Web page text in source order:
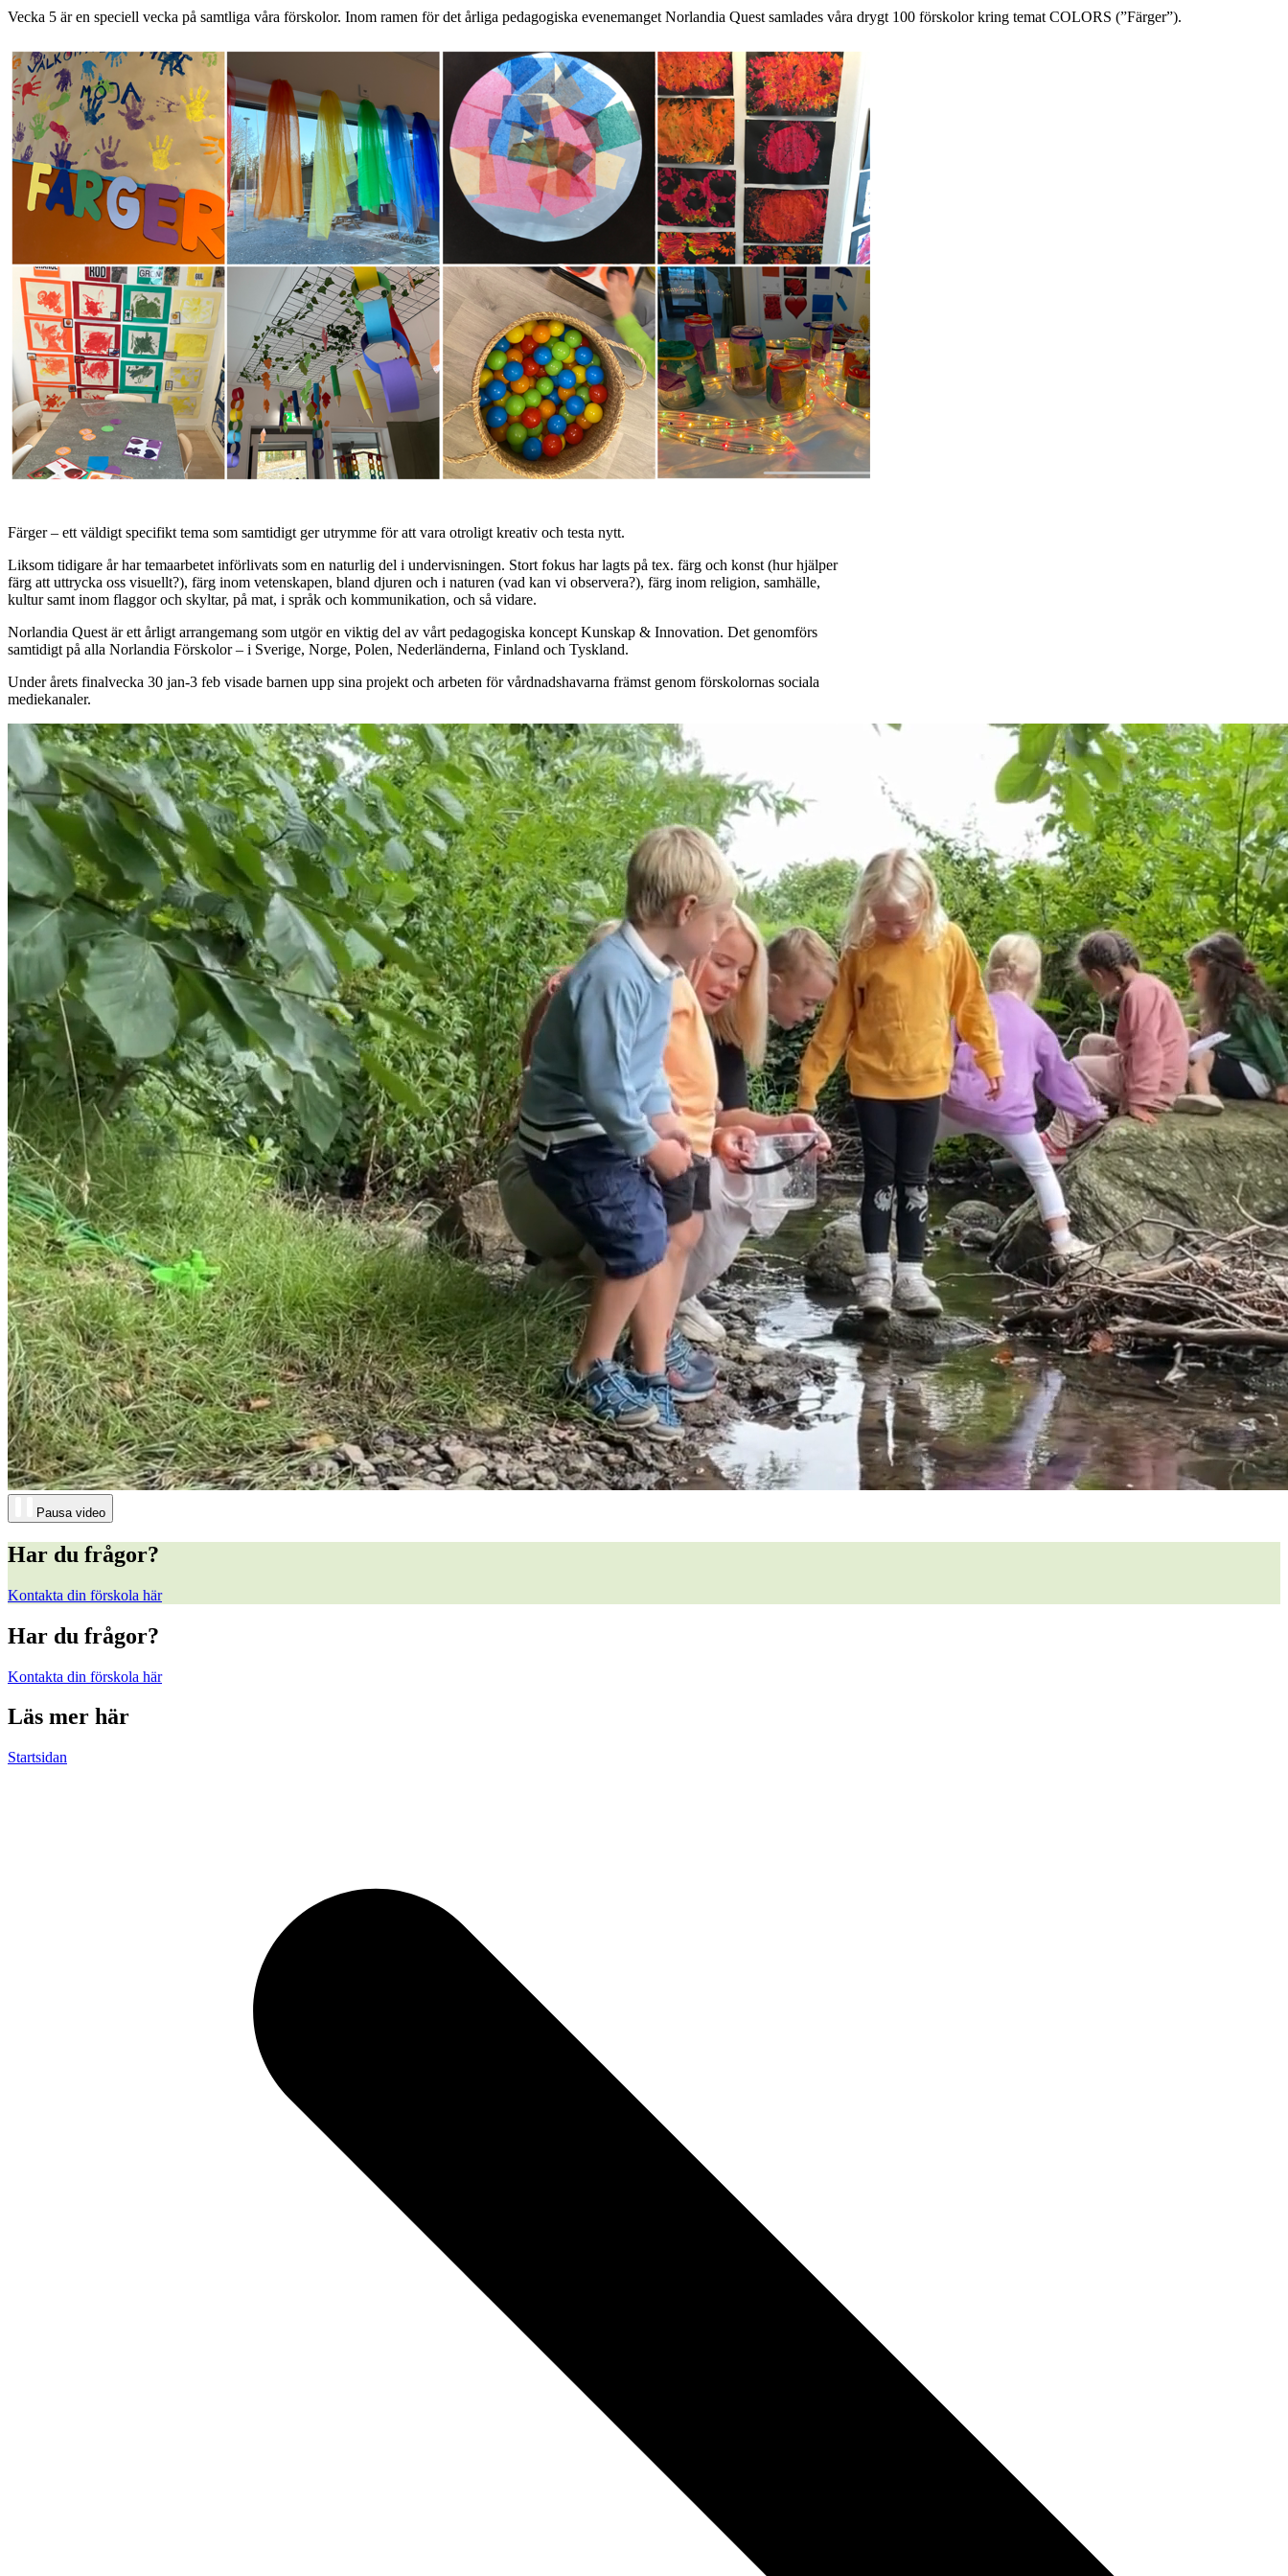
Vecka 5 är en speciell vecka på samtliga våra förskolor. Inom ramen för det årliga pedagogiska evenemanget Norlandia Quest samlades våra drygt 100 förskolor kring temat COLORS (”Färger”).
Färger – ett väldigt specifikt tema som samtidigt ger utrymme för att vara otroligt kreativ och testa nytt.
Liksom tidigare år har temaarbetet införlivats som en naturlig del i undervisningen. Stort fokus har lagts på tex. färg och konst (hur hjälper
färg att uttrycka oss visuellt?), färg inom vetenskapen, bland djuren och i naturen (vad kan vi observera?), färg inom religion, samhälle,
kultur samt inom flaggor och skyltar, på mat, i språk och kommunikation, och så vidare.
Norlandia Quest är ett årligt arrangemang som utgör en viktig del av vårt pedagogiska koncept Kunskap & Innovation. Det genomförs
samtidigt på alla Norlandia Förskolor – i Sverige, Norge, Polen, Nederländerna, Finland och Tyskland.
Under årets finalvecka 30 jan-3 feb visade barnen upp sina projekt och arbeten för vårdnadshavarna främst genom förskolornas sociala
mediekanaler.
Pausa video
Har du frågor?
Kontakta din förskola här
Har du frågor?
Kontakta din förskola här
Läs mer här
Startsidan